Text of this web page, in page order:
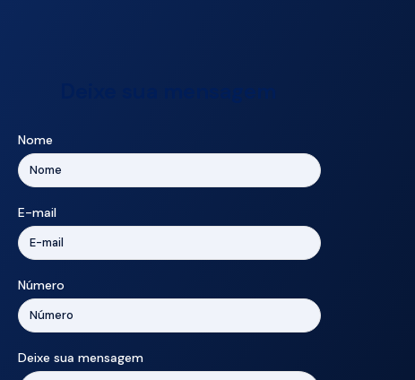
Nome
E-mail
Número
Deixe sua mensagem